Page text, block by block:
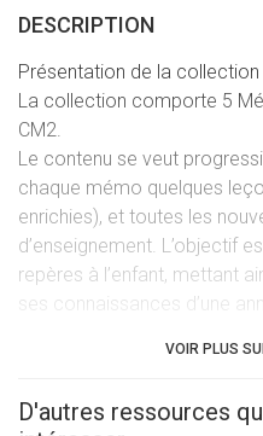
DESCRIPTION
Présentation de la collection
La collection comporte 5
CM2.
Le contenu se veut
chaque mémo quelques
enrichies), et toutes les
d’enseignement. L’objectif
repères à l’enfant, mettant
ses connaissances d’une
Les mémos sont découpés
Dans chaque partie, les
VOIR PLUS
D'autres ressources